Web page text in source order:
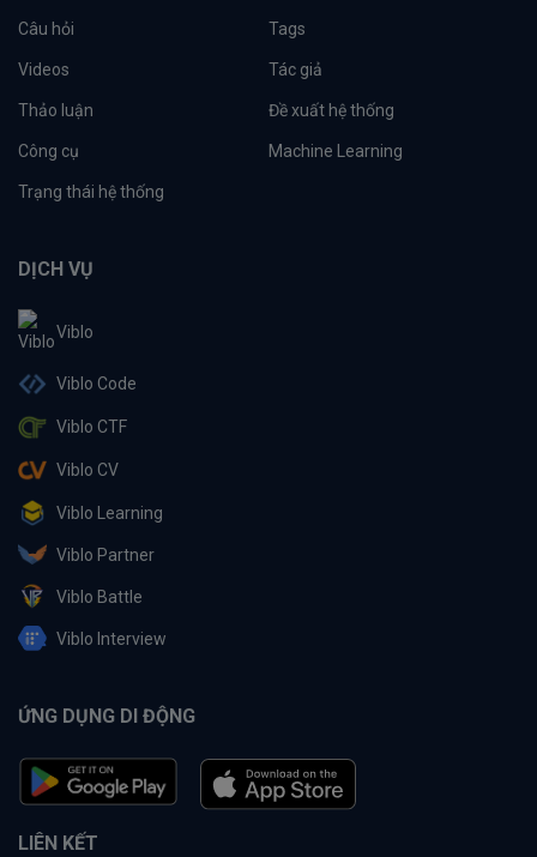
Câu hỏi Tags
Videos Tác giả
Thảo luận Đề xuất hệ thống
Công cụ Machine Learning
Trạng thái hệ thống
DỊCH VỤ
Viblo
Viblo Code
Viblo CTF
Viblo CV
Viblo Learning
Viblo Partner
Viblo Battle
Viblo Interview
ỨNG DỤNG DI ĐỘNG
LIÊN KẾT